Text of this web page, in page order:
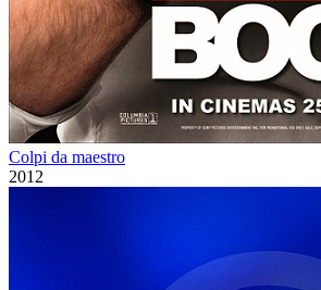
Colpi da maestro
2012